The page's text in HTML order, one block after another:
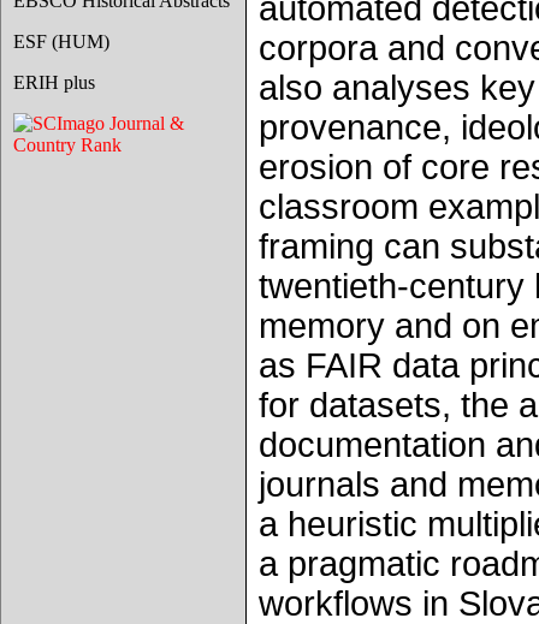
ESF (HUM)
ERIH plus
automated
corpora and
also analyses
provenance,
erosion of core
classroom
framing can
twentieth-century
memory and on
as FAIR data
for datasets, the
documentation
journals and
a heuristic
a pragmatic
workflows in